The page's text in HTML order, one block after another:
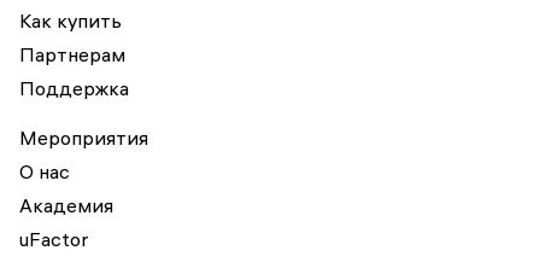
Как купить
Партнерам
Поддержка
Мероприятия
О нас
Академия
uFactor